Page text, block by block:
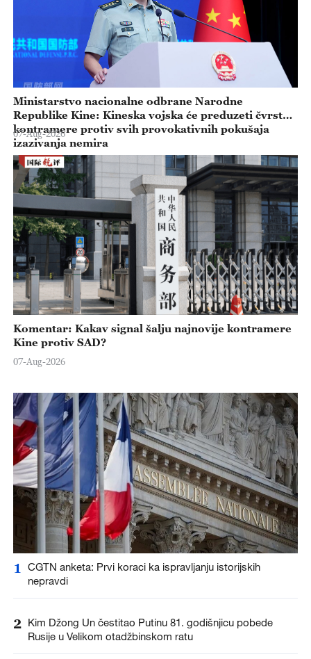
Ministarstvo nacionalne odbrane Narodne
Republike Kine: Kineska vojska će preduzeti čvrste
kontramere protiv svih provokativnih pokušaja
izazivanja nemira
07-Aug-2026
Komentar: Kakav signal šalju najnovije kontramere
Kine protiv SAD?
07-Aug-2026
1
CGTN anketa: Prvi koraci ka ispravljanju istorijskih
nepravdi
2 Kim Džong Un čestitao Putinu 81. godišnjicu pobede
Rusije u Velikom otadžbinskom ratu